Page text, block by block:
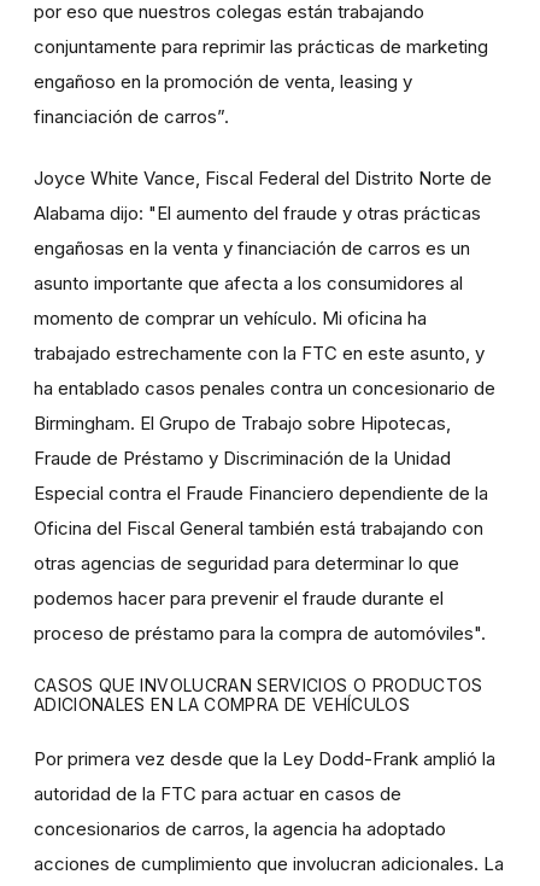
por eso que nuestros colegas están trabajando
conjuntamente para reprimir las prácticas de marketing
engañoso en la promoción de venta, leasing y
financiación de carros”.
Joyce White Vance, Fiscal Federal del Distrito Norte de
Alabama dijo: "El aumento del fraude y otras prácticas
engañosas en la venta y financiación de carros es un
asunto importante que afecta a los consumidores al
momento de comprar un vehículo. Mi oficina ha
trabajado estrechamente con la FTC en este asunto, y
ha entablado casos penales contra un concesionario de
Birmingham. El Grupo de Trabajo sobre Hipotecas,
Fraude de Préstamo y Discriminación de la Unidad
Especial contra el Fraude Financiero dependiente de la
Oficina del Fiscal General también está trabajando con
otras agencias de seguridad para determinar lo que
podemos hacer para prevenir el fraude durante el
proceso de préstamo para la compra de automóviles".
CASOS QUE INVOLUCRAN SERVICIOS O PRODUCTOS
ADICIONALES EN LA COMPRA DE VEHÍCULOS
Por primera vez desde que la Ley Dodd-Frank amplió la
autoridad de la FTC para actuar en casos de
concesionarios de carros, la agencia ha adoptado
acciones de cumplimiento que involucran adicionales. La